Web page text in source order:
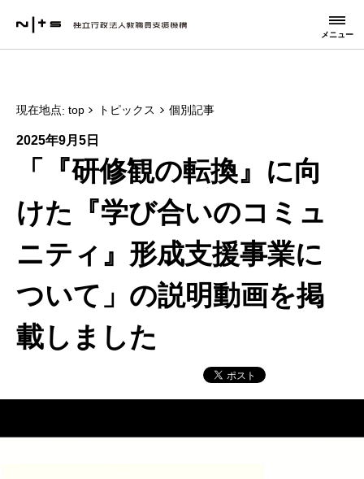
メニュー
現在地点 top トピックス 個別記事
2025年9月5日
「『研修観の転換』に向
けた『学び合いのコミュ
ニティ』形成支援事業に
ついて」の説明動画を掲
載しました